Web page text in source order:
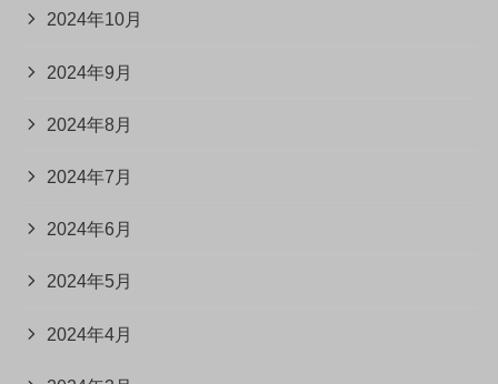
2024年10月
2024年9月
2024年8月
2024年7月
2024年6月
2024年5月
2024年4月